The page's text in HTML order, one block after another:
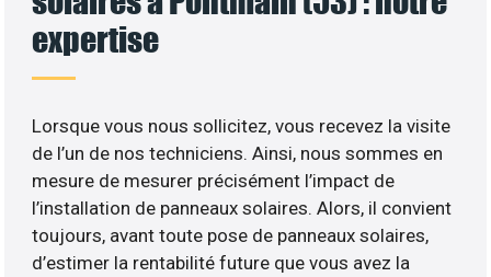
expertise
Lorsque vous nous sollicitez, vous recevez la visite
de l’un de nos techniciens. Ainsi, nous sommes en
mesure de mesurer précisément l’impact de
l’installation de panneaux solaires. Alors, il convient
toujours, avant toute pose de panneaux solaires,
d’estimer la rentabilité future que vous avez la